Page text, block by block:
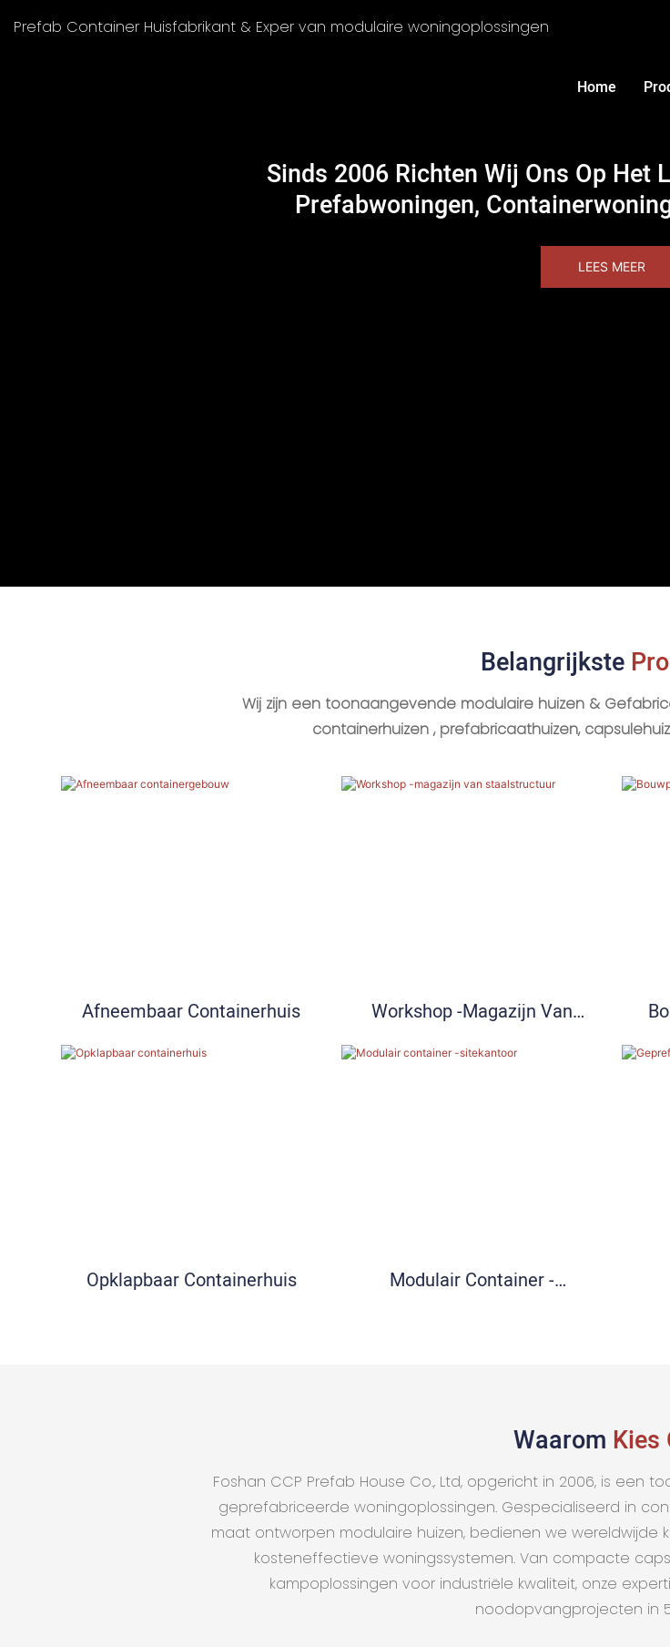
Prefab Container Huisfabrikant & Exper van modulaire woningoplossingen
Home
Sinds 2006 Richten Wij Ons Op Het
Prefabwoningen,
LEES MEER
Belangrijkste
Wij zijn een toonaangevende modulaire huizen &
containerhuizen , prefabricaathuizen,
Afneembaar Containerhuis
Workshop -magazijn Van
Opklapbaar Containerhuis
Modulair Container -
Waarom Kies
Foshan CCP Prefab House Co., Ltd, opgericht in 2006, is
geprefabriceerde woningoplossingen. Gespecialiseerd in
maat ontworpen modulaire huizen, bedienen we wereldwijde
kosteneffectieve woningssystemen. Van compacte
kampoplossingen voor industriële kwaliteit, onze
noodopvangprojecten in